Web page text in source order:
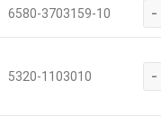
6580-3703159-10 -
5320-1103010 -